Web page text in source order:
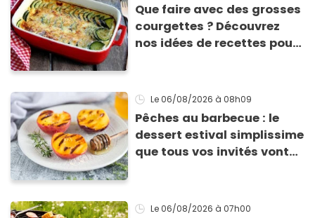
Que faire avec des grosses
courgettes ? Découvrez
nos idées de recettes pour
Le 06/08/2026 à 08h09
Pêches au barbecue : le
dessert estival simplissime
que tous vos invités vont
Le 06/08/2026 à 07h00